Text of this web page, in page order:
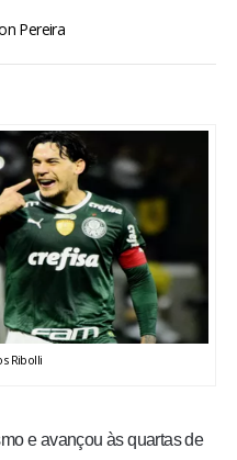
Pereira
Ribolli
e avançou às quartas de